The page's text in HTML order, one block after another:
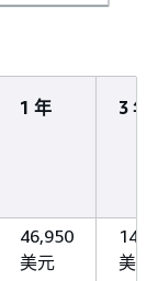
1 年 3 年
46,950
美元
美元